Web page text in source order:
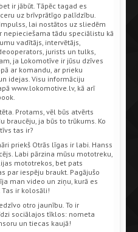
ir jābūt. Tāpēc tagad es
uz brīvprātīgo palīdzību.
lai nostātos uz sliedēm
nepieciešama tādu speciālistu kā
vadītājs, intervētājs,
jurists un tulks,
ja Lokomotīve ir jūsu dzīves
ar komandu, ar prieku
idejas. Visu informāciju
www.lokomotive.lv, kā arī
Protams, vēl būs atvērts
braucēju, ja būs to trūkums. Ko
tas ir?
priekš Otrās līgas ir labi. Hanss
Labi pārzina mūsu mototreku,
mototrekos, bet pats
par iespēju braukt. Pagājušo
man video un ziņu, kurā es
ir kolosāli!
otro jaunību. To ir
sociālajos tīklos: nometa
un tiecas kaujā!